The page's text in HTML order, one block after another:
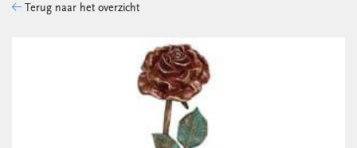
Terug naar het overzicht